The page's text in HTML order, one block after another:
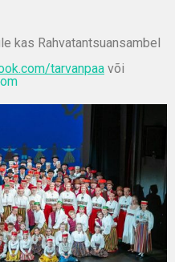
kas Rahvatantsuansambel
tarvanpaa või